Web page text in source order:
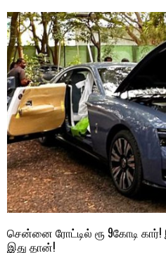
சென்னை ரோட்டில் ரூ 9கோடி
இது தான்!